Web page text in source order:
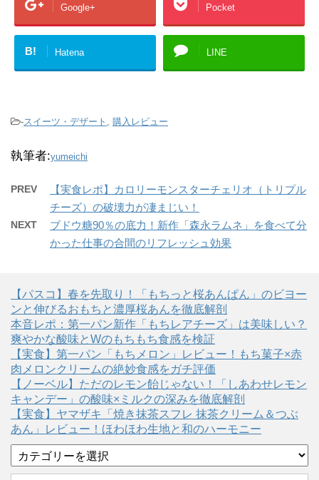
Google+ Pocket
B! Hatena LINE
-スイーツ・デザート , 購入レビュー
執筆者:yumeichi
PREV
【実食レポ】カロリーモンスターチェリオ（トリプル
チーズ）の破壊力が凄まじい！
NEXT
ブドウ糖90％の底力！新作「森永ラムネ」を食べて分
かった仕事の合間のリフレッシュ効果
【パスコ】春を先取り！「もちっと桜あんぱん」のビヨー
ンと伸びるおもちと濃厚桜あんを徹底解剖
本音レポ：第一パン新作「もちレアチーズ」は美味しい？
爽やかな酸味とWのもちもち食感を検証
【実食】第一パン「もちメロン」レビュー！もち菓子×赤
肉メロンクリームの絶妙食感をガチ評価
【ノーベル】ただのレモン飴じゃない！「しあわせレモン
キャンデー」の酸味×ミルクの深みを徹底解剖
【実食】ヤマザキ「焼き抹茶スフレ 抹茶クリーム＆つぶ
あん」レビュー！ほわほわ生地と和のハーモニー
テ